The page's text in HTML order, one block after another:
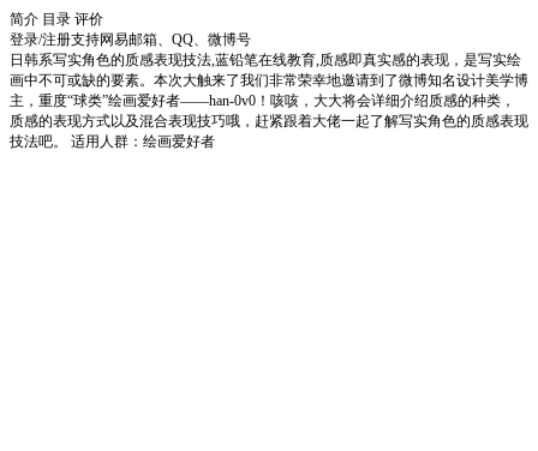
简介 目录 评价
登录/注册支持网易邮箱、QQ、微博号
日韩系写实角色的质感表现技法,蓝铅笔在线教育,质感即真实感的表现，是写实绘
画中不可或缺的要素。本次大触来了我们非常荣幸地邀请到了微博知名设计美学博
主，重度“球类”绘画爱好者——han-0v0！咳咳，大大将会详细介绍质感的种类，
质感的表现方式以及混合表现技巧哦，赶紧跟着大佬一起了解写实角色的质感表现
技法吧。 适用人群：绘画爱好者